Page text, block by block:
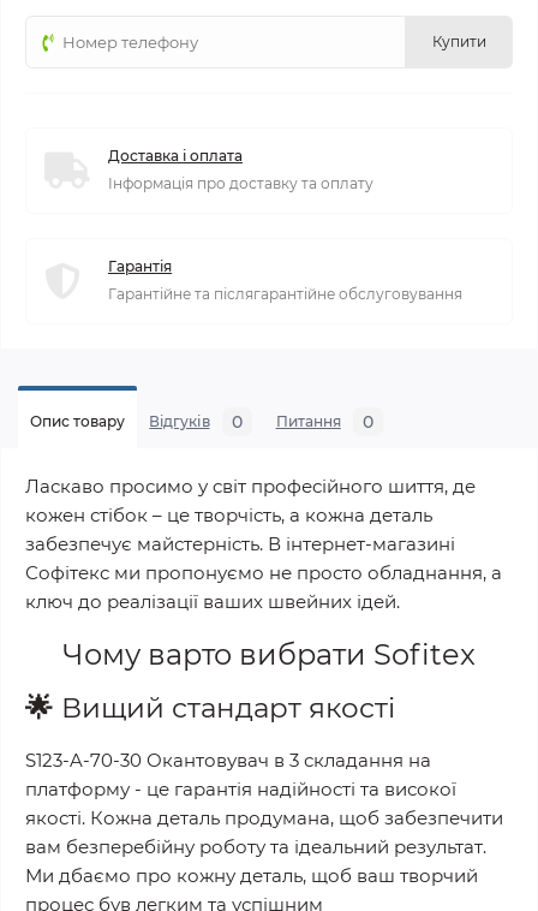
Купити
Доставка і оплата
Інформація про доставку та оплату
Гарантія
Гарантійне та післягарантійне обслуговування
Опис товару Відгуків 0 Питання 0
Ласкаво просимо у світ професійного шиття, де
кожен стібок – це творчість, а кожна деталь
забезпечує майстерність. В інтернет-магазині
Софітекс ми пропонуємо не просто обладнання, а
ключ до реалізації ваших швейних ідей.
Чому варто вибрати Sofitex
🌟 Вищий стандарт якості
S123-A-70-30 Окантовувач в 3 складання на
платформу - це гарантія надійності та високої
якості. Кожна деталь продумана, щоб забезпечити
вам безперебійну роботу та ідеальний результат.
Ми дбаємо про кожну деталь, щоб ваш творчий
процес був легким та успішним